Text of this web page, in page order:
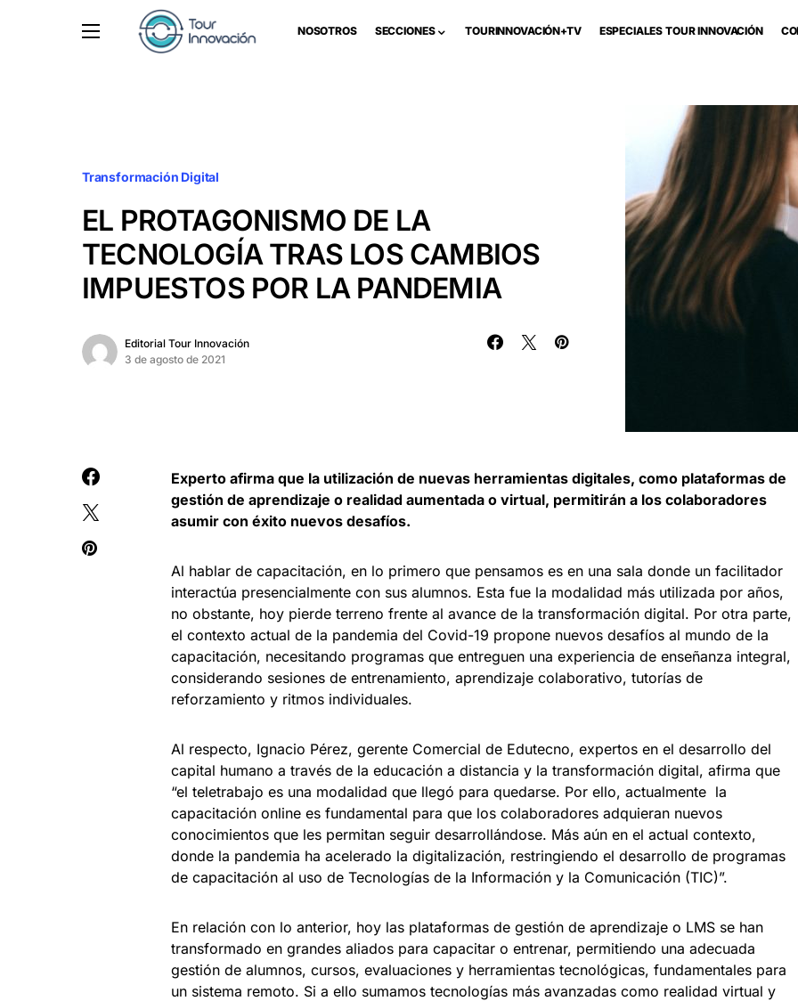
NOSOTROS SECCIONES TOURINNOVACIÓN+TV ESPECIALES TOUR INNOVACIÓN
Transformación Digital
EL PROTAGONISMO DE LA
TECNOLOGÍA TRAS LOS CAMBIOS
IMPUESTOS POR LA PANDEMIA
Editorial Tour Innovación
3 de agosto de 2021
Experto afirma que la utilización de nuevas herramientas digitales, como plataformas de
gestión de aprendizaje o realidad aumentada o virtual, permitirán a los colaboradores
asumir con éxito nuevos desafíos.
Al hablar de capacitación, en lo primero que pensamos es en una sala donde un facilitador
interactúa presencialmente con sus alumnos. Esta fue la modalidad más utilizada por años,
no obstante, hoy pierde terreno frente al avance de la transformación digital. Por otra parte,
el contexto actual de la pandemia del Covid-19 propone nuevos desafíos al mundo de la
capacitación, necesitando programas que entreguen una experiencia de enseñanza integral,
considerando sesiones de entrenamiento, aprendizaje colaborativo, tutorías de
reforzamiento y ritmos individuales.
Al respecto, Ignacio Pérez, gerente Comercial de Edutecno, expertos en el desarrollo del
capital humano a través de la educación a distancia y la transformación digital, afirma que
“el teletrabajo es una modalidad que llegó para quedarse. Por ello, actualmente la
capacitación online es fundamental para que los colaboradores adquieran nuevos
conocimientos que les permitan seguir desarrollándose. Más aún en el actual contexto,
donde la pandemia ha acelerado la digitalización, restringiendo el desarrollo de programas
de capacitación al uso de Tecnologías de la Información y la Comunicación (TIC)”.
En relación con lo anterior, hoy las plataformas de gestión de aprendizaje o LMS se han
transformado en grandes aliados para capacitar o entrenar, permitiendo una adecuada
gestión de alumnos, cursos, evaluaciones y herramientas tecnológicas, fundamentales para
un sistema remoto. Si a ello sumamos tecnologías más avanzadas como realidad virtual y